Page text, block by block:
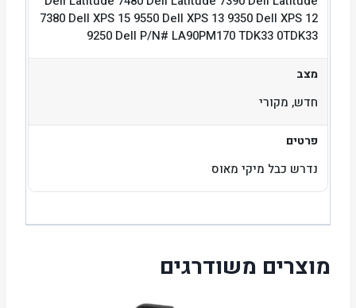
7380 Dell XPS 15 9550 Dell XPS 13 9350 Dell XPS 12
9250 Dell P/N# LA90PM170 TDK33 0TDK33
מצב
חדש, מקורי
פרטים
נדרש כבל מיקי מאוס
מוצרים משודרגים